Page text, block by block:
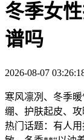
冬季女
谱吗
2026-08-07
寒风凛冽、冬季
绷、护肤起皮、
热门话题：有人